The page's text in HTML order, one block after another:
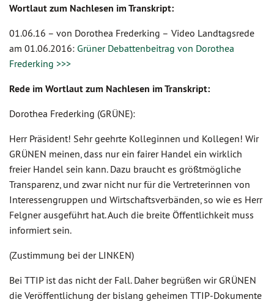
Wortlaut zum Nachlesen im Transkript:
01.06.16 – von Dorothea Frederking – Video Landtagsrede
am 01.06.2016: Grüner Debattenbeitrag von Dorothea
Frederking >>>
Rede im Wortlaut zum Nachlesen im Transkript:
Dorothea Frederking (GRÜNE):
Herr Präsident! Sehr geehrte Kolleginnen und Kollegen! Wir
GRÜNEN meinen, dass nur ein fairer Handel ein wirklich
freier Handel sein kann. Dazu braucht es größtmögliche
Transparenz, und zwar nicht nur für die Vertreterinnen von
Interessengruppen und Wirtschaftsverbänden, so wie es Herr
Felgner ausgeführt hat. Auch die breite Öffentlichkeit muss
informiert sein.
(Zustimmung bei der LINKEN)
Bei TTIP ist das nicht der Fall. Daher begrüßen wir GRÜNEN
die Veröffentlichung der bislang geheimen TTIP-Dokumente